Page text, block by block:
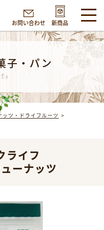
お問い合わせ 新商品
子・パン
ッツ・ドライフルーツ
ライフ
ーナッツ